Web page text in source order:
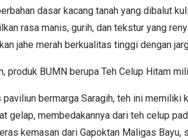
dasar kacang tanah yang dibalut
rasa manis, gurih, dan tekstur yang
jahe merah berkualitas tinggi dengan
produk BUMN berupa Teh Celup Hitam
bermarga Saragih, teh ini memiliki
gelap, membedakannya dari teh celup
kemasan dari Gapoktan Maligas